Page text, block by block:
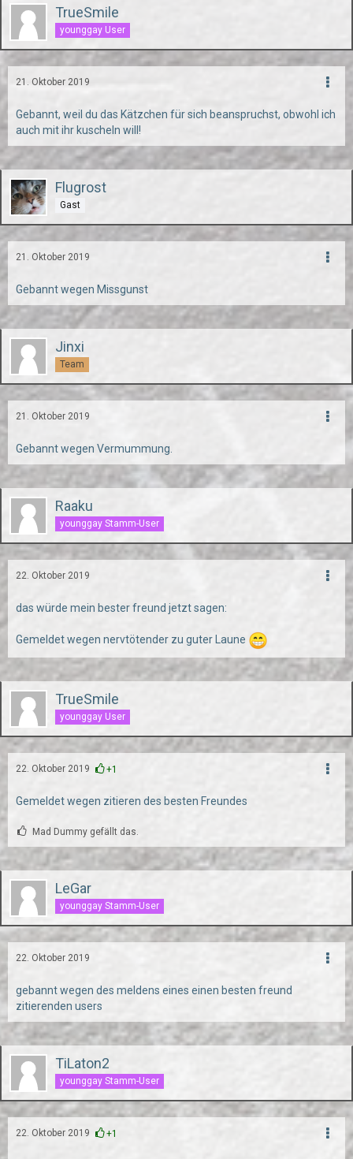
TrueSmile
younggay User
21. Oktober 2019
Gebannt, weil du das Kätzchen für sich beanspruchst, obwohl ich
auch mit ihr kuscheln will!
Flugrost
Gast
21. Oktober 2019
Gebannt wegen Missgunst
Jinxi
Team
21. Oktober 2019
Gebannt wegen Vermummung.
Raaku
younggay Stamm-User
22. Oktober 2019
das würde mein bester freund jetzt sagen:
Gemeldet wegen nervtötender zu guter Laune
TrueSmile
younggay User
22. Oktober 2019 +1
Gemeldet wegen zitieren des besten Freundes
Mad Dummy gefällt das.
LeGar
younggay Stamm-User
22. Oktober 2019
gebannt wegen des meldens eines einen besten freund
zitierenden users
TiLaton2
younggay Stamm-User
22. Oktober 2019 +1